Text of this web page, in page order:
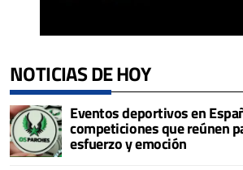
NOTICIAS DE HOY
Eventos deportivos en
competiciones que reúnen
esfuerzo y emoción